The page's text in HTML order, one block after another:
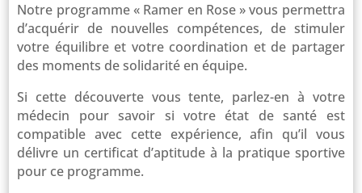
Notre programme « Ramer en Rose » vous permettra
d’acquérir de nouvelles compétences, de stimuler
votre équilibre et votre coordination et de partager
des moments de solidarité en équipe.
Si cette découverte vous tente, parlez-en à votre
médecin pour savoir si votre état de santé est
compatible avec cette expérience, afin qu’il vous
délivre un certificat d’aptitude à la pratique sportive
pour ce programme.